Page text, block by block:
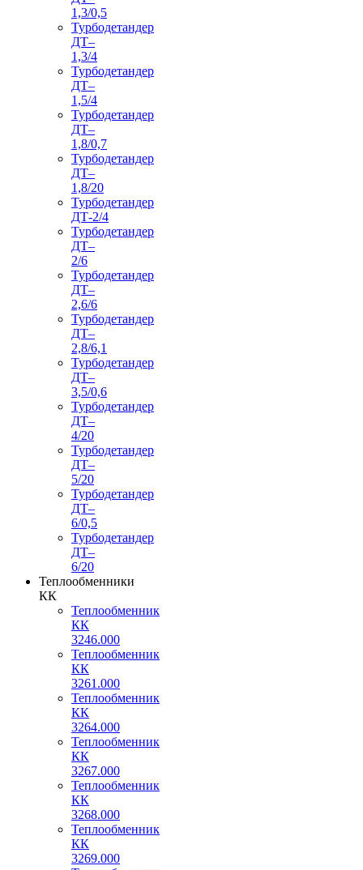
1,3/0,5
Турбодетандер
ДТ–
1,3/4
Турбодетандер
ДТ–
1,5/4
Турбодетандер
ДТ–
1,8/0,7
Турбодетандер
ДТ–
1,8/20
Турбодетандер
ДТ-2/4
Турбодетандер
ДТ–
2/6
Турбодетандер
ДТ–
2,6/6
Турбодетандер
ДТ–
2,8/6,1
Турбодетандер
ДТ–
3,5/0,6
Турбодетандер
ДТ–
4/20
Турбодетандер
ДТ–
5/20
Турбодетандер
ДТ–
6/0,5
Турбодетандер
ДТ–
6/20
Теплообменники
КК
Теплообменник
КК
3246.000
Теплообменник
КК
3261.000
Теплообменник
КК
3264.000
Теплообменник
КК
3267.000
Теплообменник
КК
3268.000
Теплообменник
КК
3269.000